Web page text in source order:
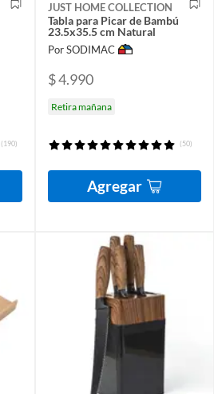
(190)
JUST HOME COLLECTION
Tabla para Picar de Bambú
23.5x35.5 cm Natural
Por SODIMAC
$ 4.990
Retira mañana
(50)
Agregar